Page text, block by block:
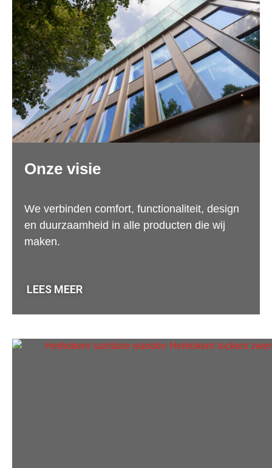
Onze visie
We verbinden comfort, functionaliteit, design
en duurzaamheid in alle producten die wij
maken.
LEES MEER